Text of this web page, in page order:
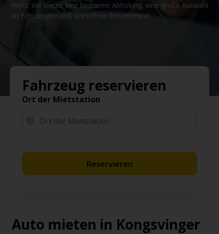
Hertz. Wir bieten eine bequeme Abholung, eine große Auswahl
an Fahrzeugen und stressfreie Reiseerlebnis.
Fahrzeug reservieren
Ort der Mietstation
Reservieren
Auto mieten in Kongsvinger